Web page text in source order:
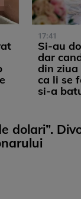
17:41
Si-au
dar
din
ca li se
si-a
dolari”.